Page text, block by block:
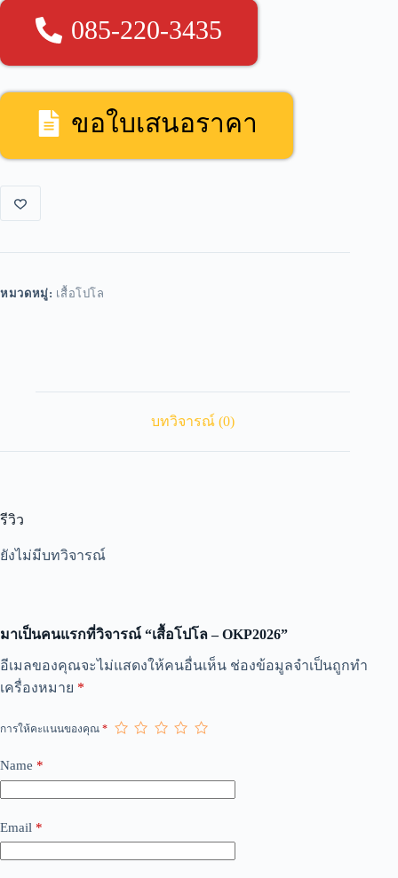
085-220-3435
ขอใบเสนอราคา
หมวดหมู่: เสื้อโปโล
บทวิจารณ์ (0)
รีวิว
ยังไม่มีบทวิจารณ์
มาเป็นคนแรกที่วิจารณ์ “เสื้อโปโล – OKP2026”
อีเมลของคุณจะไม่แสดงให้คนอื่นเห็น ช่องข้อมูลจำเป็นถูกทำ
เครื่องหมาย *
การให้คะแนนของคุณ *
Name *
Email *
A
t
r
a
t
e